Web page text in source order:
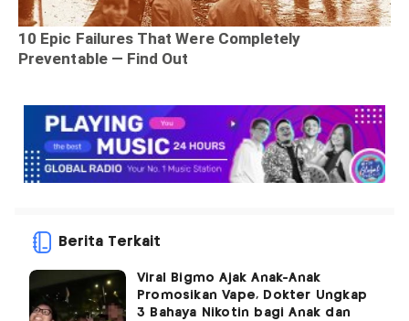
Berita Terkait
Viral Bigmo Ajak Anak-Anak
Promosikan Vape, Dokter Ungkap
3 Bahaya Nikotin bagi Anak dan